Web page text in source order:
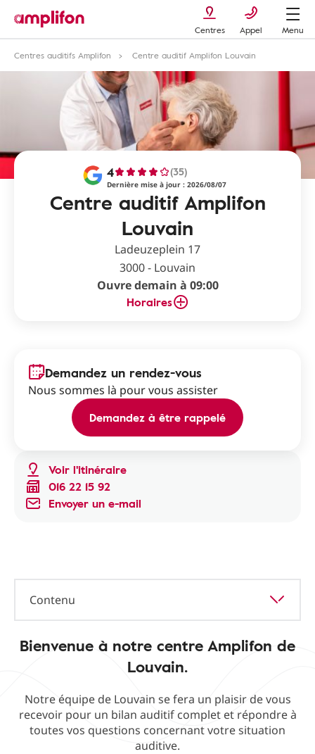
Centres Appel
Menu
Centres auditifs Amplifon
Centre auditif Amplifon Louvain
Centre auditif Amplifon
Louvain
4 (35)
Dernière mise à jour : 2026/08/07
Ladeuzeplein 17
3000 - Louvain
Ouvre demain à 09:00
Horaires
Voir l'itinéraire
016 22 15 92
Envoyer un e-mail
Demandez un rendez-vous
Nous sommes là pour vous assister
Demandez à être rappelé
Contenu
Bienvenue à notre centre Amplifon de
Louvain.
Notre équipe de Louvain se fera un plaisir de vous
recevoir pour un bilan auditif complet et répondre à
toutes vos questions concernant votre situation
auditive.